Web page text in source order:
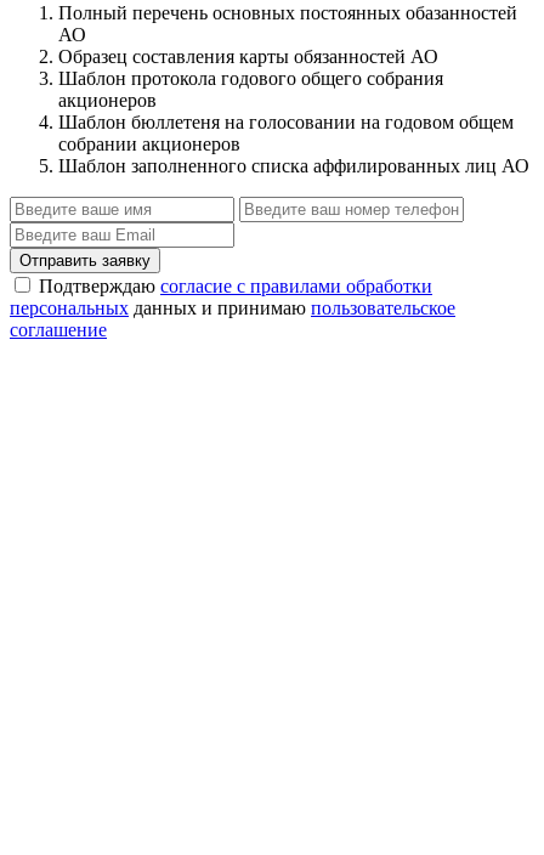
Полный перечень основных постоянных обазанностей
АО
Образец составления карты обязанностей АО
Шаблон протокола годового общего собрания
акционеров
Шаблон бюллетеня на голосовании на годовом общем
собрании акционеров
Шаблон заполненного списка аффилированных лиц АО
Отправить заявку
Подтверждаю согласие с правилами обработки
персональных данных и принимаю пользовательское
соглашение